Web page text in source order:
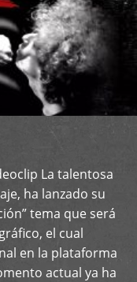
La talentosa
ha lanzado su
tema que será
el cual
en la plataforma
actual ya ha